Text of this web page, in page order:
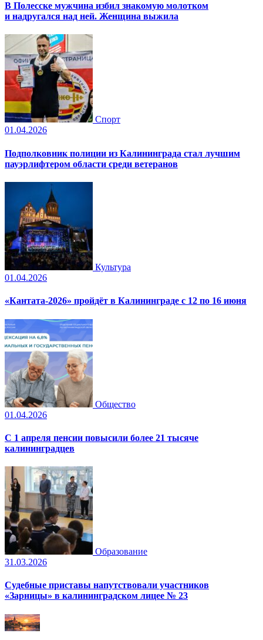
В Полесске мужчина избил знакомую молотком
и надругался над ней. Женщина выжила
Спорт
01.04.2026
Подполковник полиции из Калининграда стал лучшим
пауэрлифтером области среди ветеранов
Культура
01.04.2026
«Кантата-2026» пройдёт в Калининграде с 12 по 16 июня
Общество
01.04.2026
С 1 апреля пенсии повысили более 21 тысяче
калининградцев
Образование
31.03.2026
Судебные приставы напутствовали участников
«Зарницы» в калининградском лицее № 23